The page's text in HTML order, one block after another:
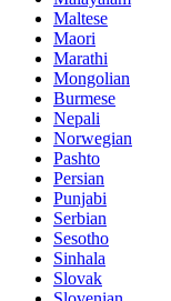
Maltese
Maori
Marathi
Mongolian
Burmese
Nepali
Norwegian
Pashto
Persian
Punjabi
Serbian
Sesotho
Sinhala
Slovak